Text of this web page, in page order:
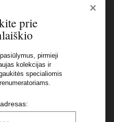
Privatumo Politikos
×
prie
pirmieji
kolekcijas ir
specialiomis